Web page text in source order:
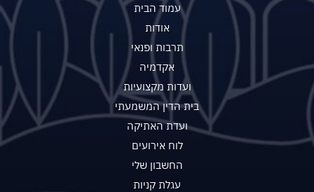
עמוד הבית
אודות
תרבות ופנאי
אקדמיה
ועדות מקצועיות
בית הדין המשמעתי
ועדת האתיקה
לוח אירועים
החשבון שלי
עגלת קניות